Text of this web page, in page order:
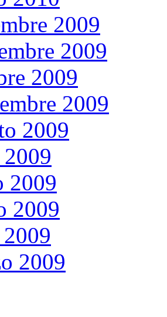
2009
2009
2009
2009
2009
2009
2009
2009